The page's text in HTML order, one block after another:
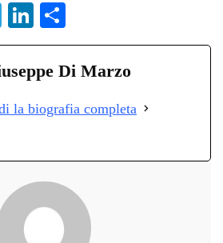
Te
le
gr
m
Li
nk
ed
on
di
di
Di Marzo
la biografia completa